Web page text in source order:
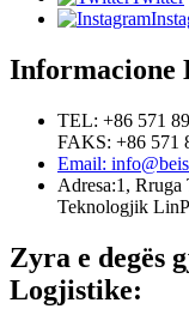
Informacione
TEL: +86 571
FAKS: +86 571
Email:
Adresa:1, Rruga
Teknologjik
Zyra e degës
Logjistike: